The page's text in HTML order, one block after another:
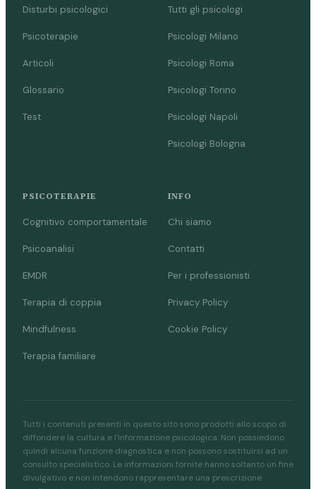
Disturbi psicologici
Psicoterapie
Articoli
Glossario
Test
Tutti gli psicologi
Psicologi Milano
Psicologi Roma
Psicologi Torino
Psicologi Napoli
Psicologi Bologna
PSICOTERAPIE
Cognitivo comportamentale
Psicoanalisi
EMDR
Terapia di coppia
Mindfulness
Terapia familiare
INFO
Chi siamo
Contatti
Per i professionisti
Privacy Policy
Cookie Policy
Tutti i contenuti presenti in questo sito sono prodotti allo scopo di
diffondere la cultura e l'informazione psicologica. Non possiedono
quindi alcuna funzione diagnostica e non possono sostituirsi ad un
consulto specialistico. Le informazioni fornite hanno soltanto un fine
divulgativo e non intendono rappresentare una prescrizione